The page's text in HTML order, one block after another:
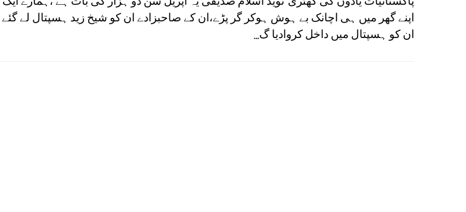
اپنے گھر میں ہی اچانک بے ہوش ہوکر گر پڑے،ان کے صاحبزادے ان کو شیخ زید ہسپتال لے
ان کو ہسپتال میں داخل کروادیا گ...